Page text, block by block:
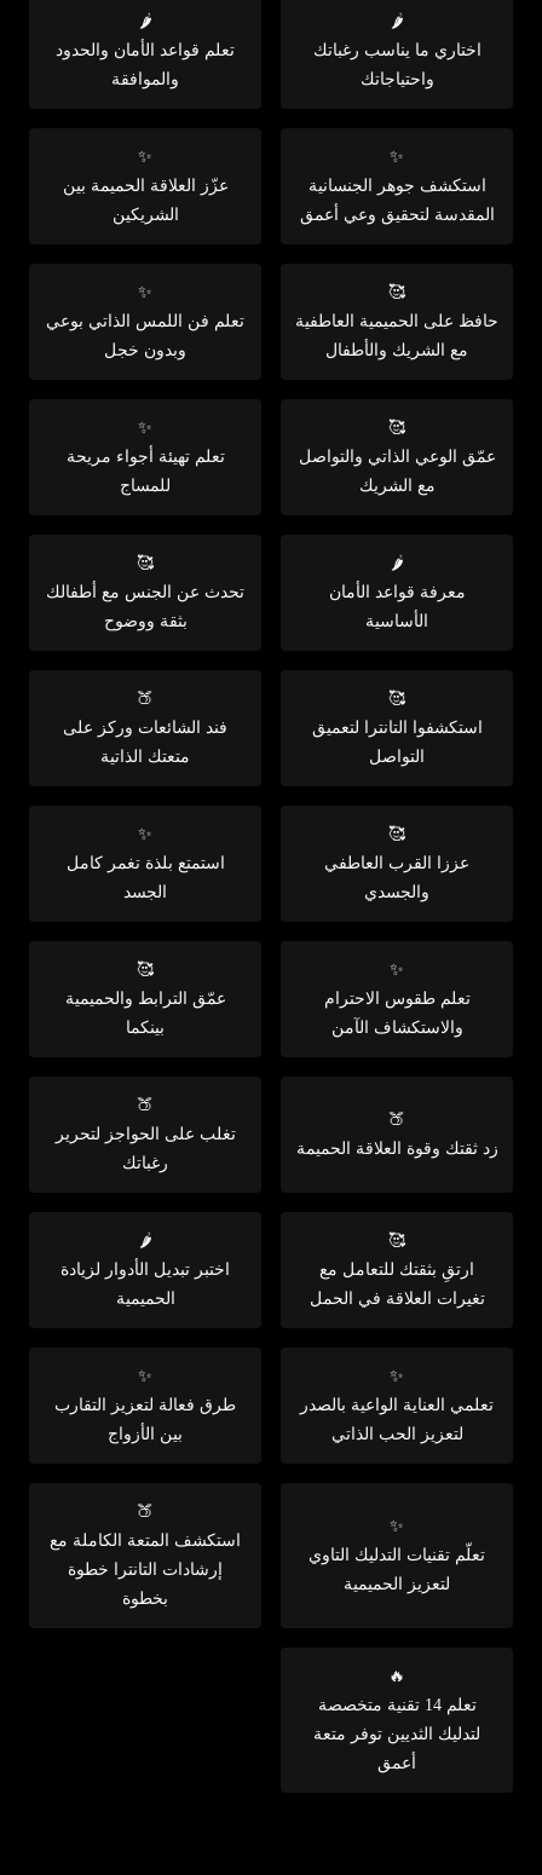
🌶️
اختاري ما يناسب رغباتك
واحتياجاتك
🌶️
تعلم قواعد الأمان والحدود
والموافقة
✨
استكشف جوهر الجنسانية
المقدسة لتحقيق وعي أعمق
✨
عزّز العلاقة الحميمة بين
الشريكين
🥰
حافظ على الحميمية العاطفية
مع الشريك والأطفال
✨
تعلم فن اللمس الذاتي بوعي
وبدون خجل
🥰
عمّق الوعي الذاتي والتواصل
مع الشريك
✨
تعلم تهيئة أجواء مريحة
للمساج
🌶️
معرفة قواعد الأمان
الأساسية
🥰
تحدث عن الجنس مع أطفالك
بثقة ووضوح
🥰
استكشفوا التانترا لتعميق
التواصل
🍑
فند الشائعات وركز على
متعتك الذاتية
🥰
عززا القرب العاطفي
والجسدي
✨
استمتع بلذة تغمر كامل
الجسد
✨
تعلم طقوس الاحترام
والاستكشاف الآمن
🥰
عمّق الترابط والحميمية
بينكما
🍑
زد ثقتك وقوة العلاقة الحميمة
🍑
تغلب على الحواجز لتحرير
رغباتك
🥰
ارتقِ بثقتك للتعامل مع
تغيرات العلاقة في الحمل
🌶️
اختبر تبديل الأدوار لزيادة
الحميمية
✨
تعلمي العناية الواعية بالصدر
لتعزيز الحب الذاتي
✨
طرق فعالة لتعزيز التقارب
بين الأزواج
✨
تعلّم تقنيات التدليك التاوي
لتعزيز الحميمية
🍑
استكشف المتعة الكاملة مع
إرشادات التانترا خطوة
بخطوة
🔥
تعلم 14 تقنية متخصصة
لتدليك الثديين توفر متعة
أعمق